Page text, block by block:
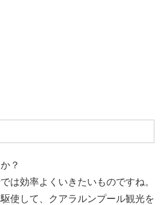
？
は効率よくいきたいものですね。
使して、クアラルンプール観光を